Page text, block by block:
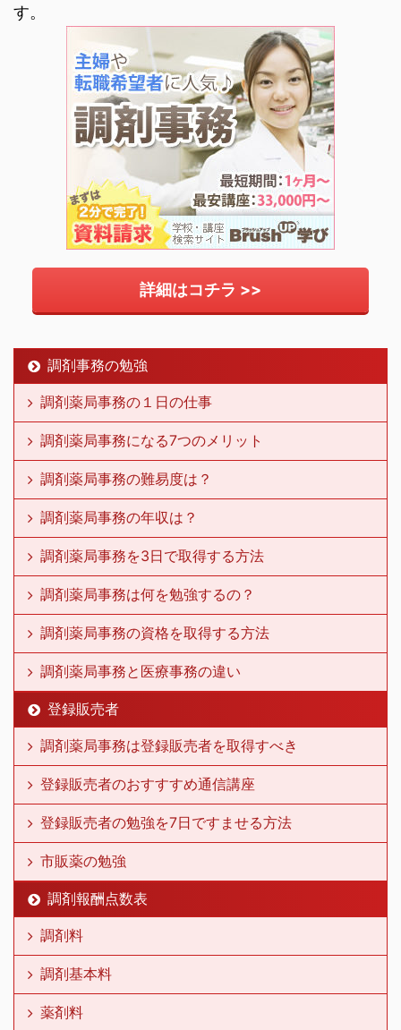
す。
詳細はコチラ >>
調剤事務の勉強
調剤薬局事務の１日の仕事
調剤薬局事務になる7つのメリット
調剤薬局事務の難易度は？
調剤薬局事務の年収は？
調剤薬局事務を3日で取得する方法
調剤薬局事務は何を勉強するの？
調剤薬局事務の資格を取得する方法
調剤薬局事務と医療事務の違い
登録販売者
調剤薬局事務は登録販売者を取得すべき
登録販売者のおすすすめ通信講座
登録販売者の勉強を7日ですませる方法
市販薬の勉強
調剤報酬点数表
調剤料
調剤基本料
薬剤料